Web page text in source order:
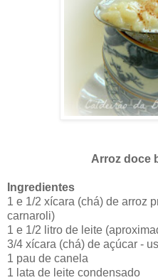
Arroz doce
Ingredientes
1 e 1/2 xícara (chá) de arroz
carnaroli)
1 e 1/2 litro de leite
3/4 xícara (chá) de açúcar -
1 pau de canela
1 lata de leite condensado